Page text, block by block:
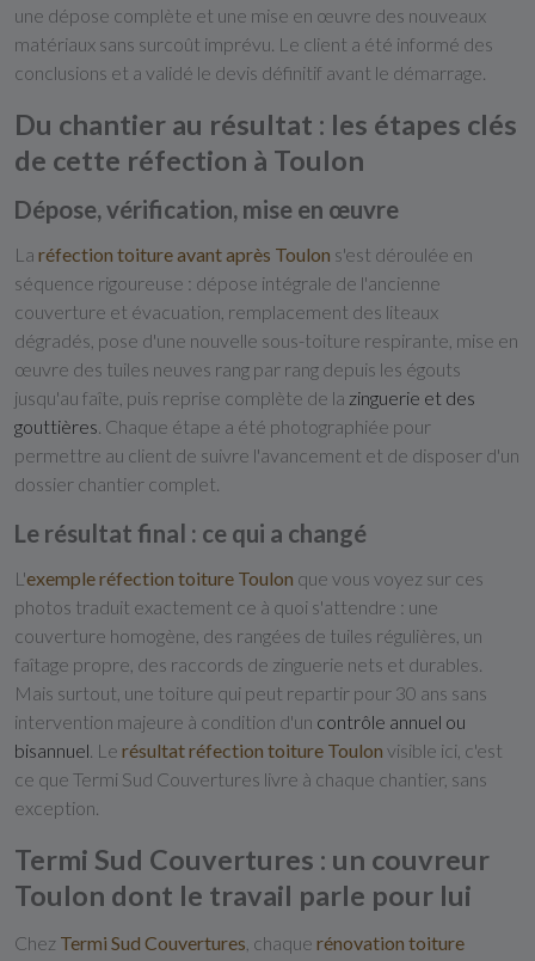
une dépose complète et une mise en œuvre des nouveaux
matériaux sans surcoût imprévu. Le client a été informé des
conclusions et a validé le devis définitif avant le démarrage.
Du chantier au résultat : les étapes clés
de cette réfection à Toulon
Dépose, vérification, mise en œuvre
La réfection toiture avant après Toulon s'est déroulée en
séquence rigoureuse : dépose intégrale de l'ancienne
couverture et évacuation, remplacement des liteaux
dégradés, pose d'une nouvelle sous-toiture respirante, mise en
œuvre des tuiles neuves rang par rang depuis les égouts
jusqu'au faîte, puis reprise complète de la zinguerie et des
gouttières . Chaque étape a été photographiée pour
permettre au client de suivre l'avancement et de disposer d'un
dossier chantier complet.
Le résultat final : ce qui a changé
L'exemple réfection toiture Toulon que vous voyez sur ces
photos traduit exactement ce à quoi s'attendre : une
couverture homogène, des rangées de tuiles régulières, un
faîtage propre, des raccords de zinguerie nets et durables.
Mais surtout, une toiture qui peut repartir pour 30 ans sans
intervention majeure à condition d'un contrôle annuel ou
bisannuel . Le résultat réfection toiture Toulon visible ici, c'est
ce que Termi Sud Couvertures livre à chaque chantier, sans
exception.
Termi Sud Couvertures : un couvreur
Toulon dont le travail parle pour lui
Chez Termi Sud Couvertures , chaque rénovation toiture